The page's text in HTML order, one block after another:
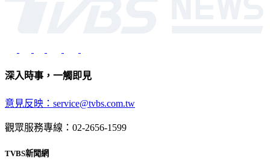
深入時事，一觸即見
意見反映：service@tvbs.com.tw
觀眾服務專線：02-2656-1599
TVBS新聞網